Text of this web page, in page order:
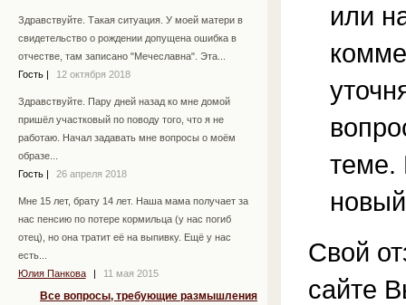
Здравствуйте. Такая ситуация. У моей матери в
свидетельство о рождении допущена ошибка в
отчестве, там записано "Мечеславна". Эта...
Гость
12 октября 2018
Здравствуйте. Пару дней назад ко мне домой
пришёл участковый по поводу того, что я не
работаю. Начал задавать мне вопросы о моём
образе...
Гость
26 апреля 2018
Мне 15 лет, брату 14 лет. Наша мама получает за
нас пенсию по потере кормильца (у нас погиб
отец), но она тратит её на выпивку. Ещё у нас
есть...
Юлия Панкова
11 мая 2015
Все вопросы, требующие размышления
или
теме.
Свой
сайте